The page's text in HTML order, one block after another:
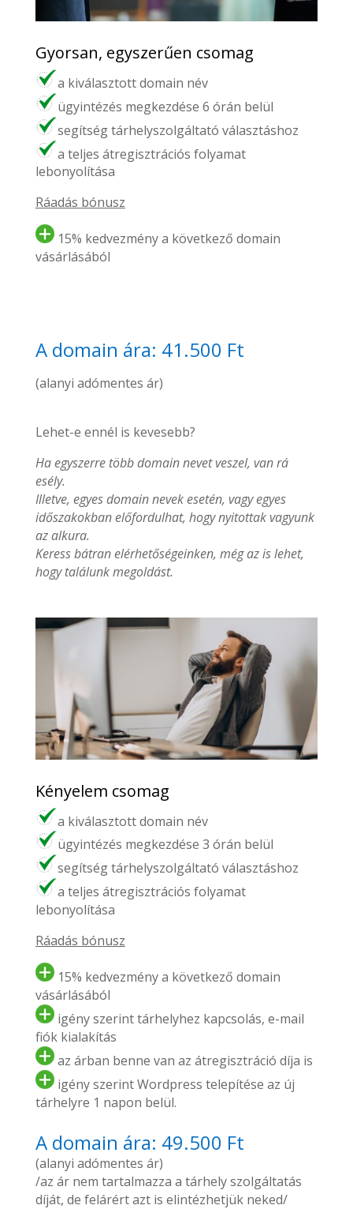
Gyorsan, egyszerűen csomag
a kiválasztott domain név
ügyintézés megkezdése 6 órán belül
segítség tárhelyszolgáltató választáshoz
a teljes átregisztrációs folyamat
lebonyolítása
Ráadás bónusz
15% kedvezmény a következő domain
vásárlásából
A domain ára: 41.500 Ft
(alanyi adómentes ár)
Lehet-e ennél is kevesebb?
Ha egyszerre több domain nevet veszel, van rá
esély.
Illetve, egyes domain nevek esetén, vagy egyes
időszakokban előfordulhat, hogy nyitottak vagyunk
az alkura.
Keress bátran elérhetőségeinken, még az is lehet,
hogy találunk megoldást.
Kényelem csomag
a kiválasztott domain név
ügyintézés megkezdése 3 órán belül
segítség tárhelyszolgáltató választáshoz
a teljes átregisztrációs folyamat
lebonyolítása
Ráadás bónusz
15% kedvezmény a következő domain
vásárlásából
igény szerint tárhelyhez kapcsolás, e-mail
fiók kialakítás
az árban benne van az átregisztráció díja is
igény szerint Wordpress telepítése az új
tárhelyre 1 napon belül.
A domain ára: 49.500 Ft
(alanyi adómentes ár)
/az ár nem tartalmazza a tárhely szolgáltatás
díját, de felárért azt is elintézhetjük neked/